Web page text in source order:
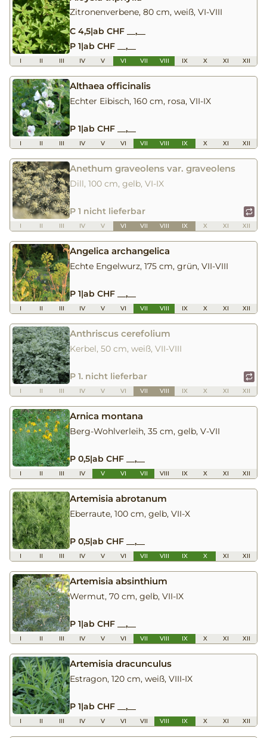
Zitronenverbene, 80 cm, weiß, VI-VIII
C 4,5|ab CHF __,__
P 1|ab CHF __,__
I II III IV V VI VII VIII IX X XI XII
Althaea officinalis
Echter Eibisch, 160 cm, rosa, VII-IX
P 1|ab CHF __,__
I II III IV V VI VII VIII IX X XI XII
Anethum graveolens var. graveolens
Dill, 100 cm, gelb, VI-IX
P 1 nicht lieferbar
I II III IV V VI VII VIII IX X XI XII
Angelica archangelica
Echte Engelwurz, 175 cm, grün, VII-VIII
P 1|ab CHF __,__
I II III IV V VI VII VIII IX X XI XII
Anthriscus cerefolium
Kerbel, 50 cm, weiß, VII-VIII
P 1. nicht lieferbar
I II III IV V VI VII VIII IX X XI XII
Arnica montana
Berg-Wohlverleih, 35 cm, gelb, V-VII
P 0,5|ab CHF __,__
I II III IV V VI VII VIII IX X XI XII
Artemisia abrotanum
Eberraute, 100 cm, gelb, VII-X
P 0,5|ab CHF __,__
I II III IV V VI VII VIII IX X XI XII
Artemisia absinthium
Wermut, 70 cm, gelb, VII-IX
P 1|ab CHF __,__
I II III IV V VI VII VIII IX X XI XII
Artemisia dracunculus
Estragon, 120 cm, weiß, VIII-IX
P 1|ab CHF __,__
I II III IV V VI VII VIII IX X XI XII